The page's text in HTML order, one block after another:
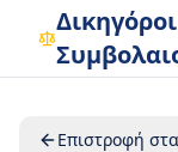
Επιστροφή